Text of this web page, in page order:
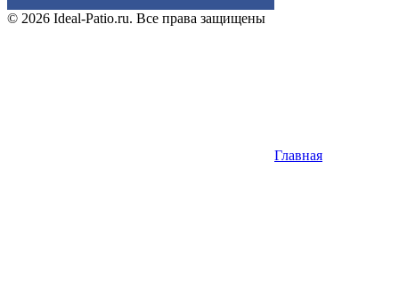
© 2026 Ideal-Patio.ru. Все права защищены
Главная